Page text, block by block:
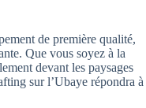
de première qualité,
Que vous soyez à la
devant les paysages
sur l’Ubaye répondra à